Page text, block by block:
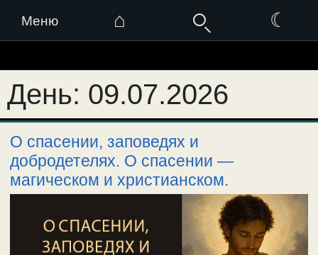
Меню ⌂ ☾
к
содержимому
День: 09.07.2026
О спасении, заповедях и
добродетелях. О спасении —
магическом и христианском.